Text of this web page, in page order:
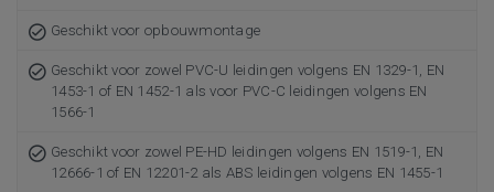
Geschikt voor opbouwmontage
Geschikt voor zowel PVC-U leidingen volgens EN 1329-1, EN
1453-1 of EN 1452-1 als voor PVC-C leidingen volgens EN
1566-1
Geschikt voor zowel PE-HD leidingen volgens EN 1519-1, EN
12666-1 of EN 12201-2 als ABS leidingen volgens EN 1455-1